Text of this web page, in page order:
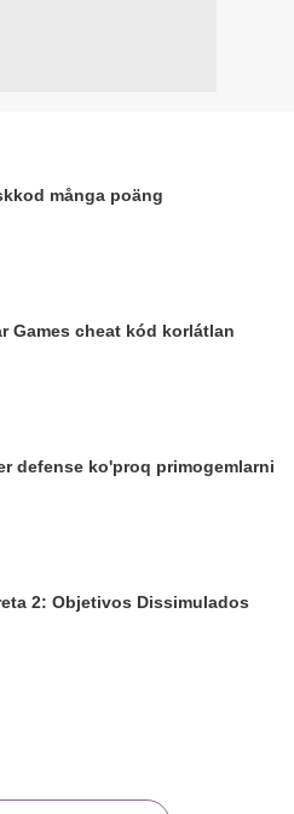
många poäng
Games cheat kód korlátlan
defense ko'proq primogemlarni
2: Objetivos Dissimulados